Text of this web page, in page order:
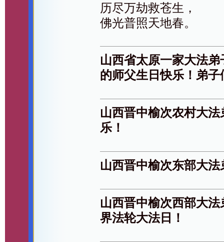
历尽万劫救苍生，
佛光普照天地春。
山西省太原一家大法
的师父生日快乐！弟
山西晋中榆次农村大
乐！
山西晋中榆次东部大
山西晋中榆次西部大
界法轮大法日！